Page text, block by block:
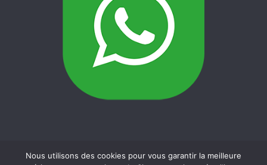
© Copyright 2018 Agence web 64 – Cote basque.net
Nous utilisons des cookies pour vous garantir la meilleure